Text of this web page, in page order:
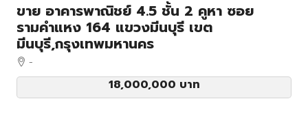
ขาย อาคารพาณิชย์ 4.5 ชั้น 2 คูหา ซอย
รามคำแหง 164 แขวงมีนบุรี เขต
มีนบุรี,กรุงเทพมหานคร
-
18,000,000 บาท